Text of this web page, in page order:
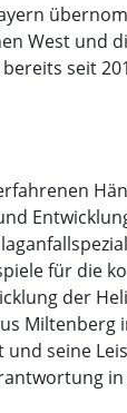
West und
seit
für die
der
seine